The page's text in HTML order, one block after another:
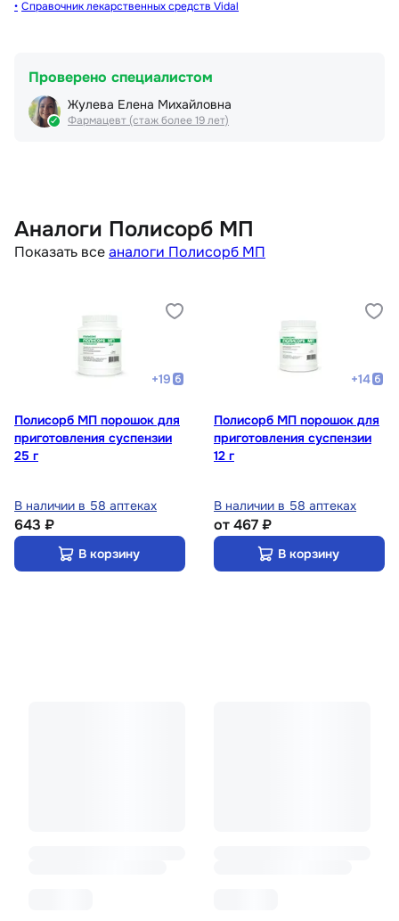
Справочник лекарственных средств Vidal
Проверено специалистом
Жулева Елена Михайловна
Фармацевт (стаж более 19 лет)
Аналоги Полисорб МП
Показать всеаналоги Полисорб МП
+19
Полисорб МП порошок для
приготовления суспензии
25 г
В наличии в 58 аптеках
643 ₽
В корзину
+14
Полисорб МП порошок для
приготовления суспензии
12 г
В наличии в 58 аптеках
от467 ₽
В корзину